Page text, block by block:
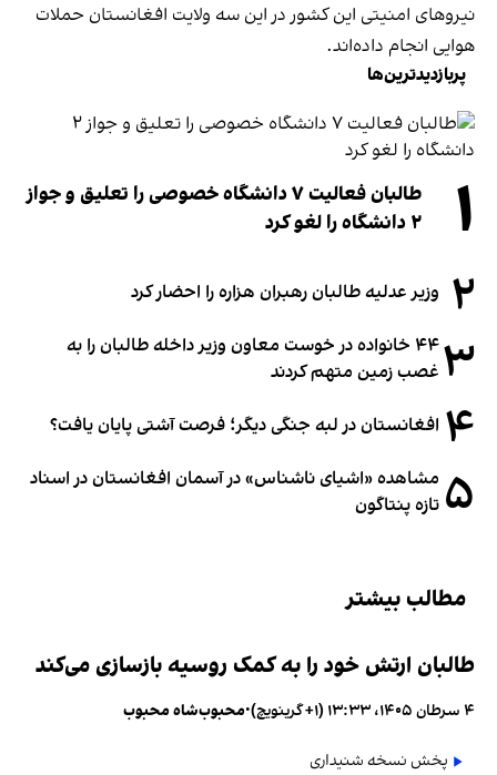
نیروهای امنیتی این کشور در این سه ولایت افغانستان حملات
هوایی انجام داده‌اند.
پربازدیدترین‌ها
۱
طالبان فعالیت ۷ دانشگاه خصوصی را تعلیق و جواز
۲ دانشگاه را لغو کرد
۲ وزیر عدلیه طالبان رهبران هزاره را احضار کرد
۳
۴۴ خانواده در خوست معاون وزیر داخله طالبان را به
غصب زمین متهم کردند
۴ افغانستان در لبه جنگی دیگر؛ فرصت آشتی پایان یافت؟
۵ مشاهده «اشیای ناشناس» در آسمان افغانستان در اسناد
تازه پنتاگون
مطالب بیشتر
طالبان ارتش خود را به کمک روسیه بازسازی می‌کند
۴ سرطان ۱۴۰۵، ۱۳:۳۳ (‎+۱ گرینویچ) •محبوب‌شاه محبوب
پخش نسخه شنیداری